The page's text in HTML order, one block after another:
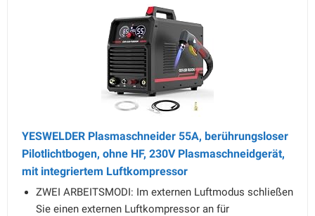
YESWELDER Plasmaschneider 55A, berührungsloser
Pilotlichtbogen, ohne HF, 230V Plasmaschneidgerät,
mit integriertem Luftkompressor
ZWEI ARBEITSMODI: Im externen Luftmodus schließen
Sie einen externen Luftkompressor an für